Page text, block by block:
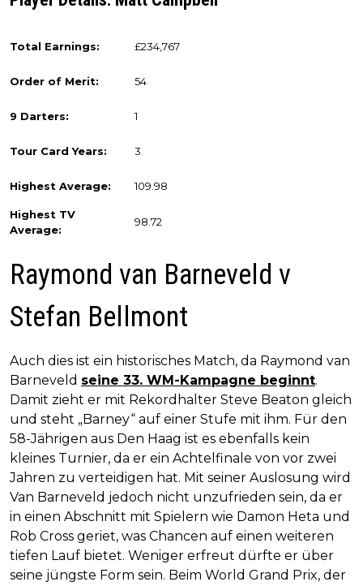
Total Earnings: £234,767
Order of Merit: 54
9 Darters: 1
Tour Card Years: 3
Highest Average: 109.98
Highest TV
Average:
98.72
Raymond van Barneveld v
Stefan Bellmont
Auch dies ist ein historisches Match, da Raymond van
Barneveld seine 33. WM-Kampagne beginnt.
Damit zieht er mit Rekordhalter Steve Beaton gleich
und steht „Barney“ auf einer Stufe mit ihm. Für den
58-Jährigen aus Den Haag ist es ebenfalls kein
kleines Turnier, da er ein Achtelfinale von vor zwei
Jahren zu verteidigen hat. Mit seiner Auslosung wird
Van Barneveld jedoch nicht unzufrieden sein, da er
in einen Abschnitt mit Spielern wie Damon Heta und
Rob Cross geriet, was Chancen auf einen weiteren
tiefen Lauf bietet. Weniger erfreut dürfte er über
seine jüngste Form sein. Beim World Grand Prix, der